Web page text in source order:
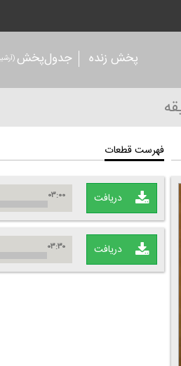
پخش زنده جدول‌پخش
فهرست قطعات
دریافت ۰۳:۰۰
دریافت ۰۳:۳۰